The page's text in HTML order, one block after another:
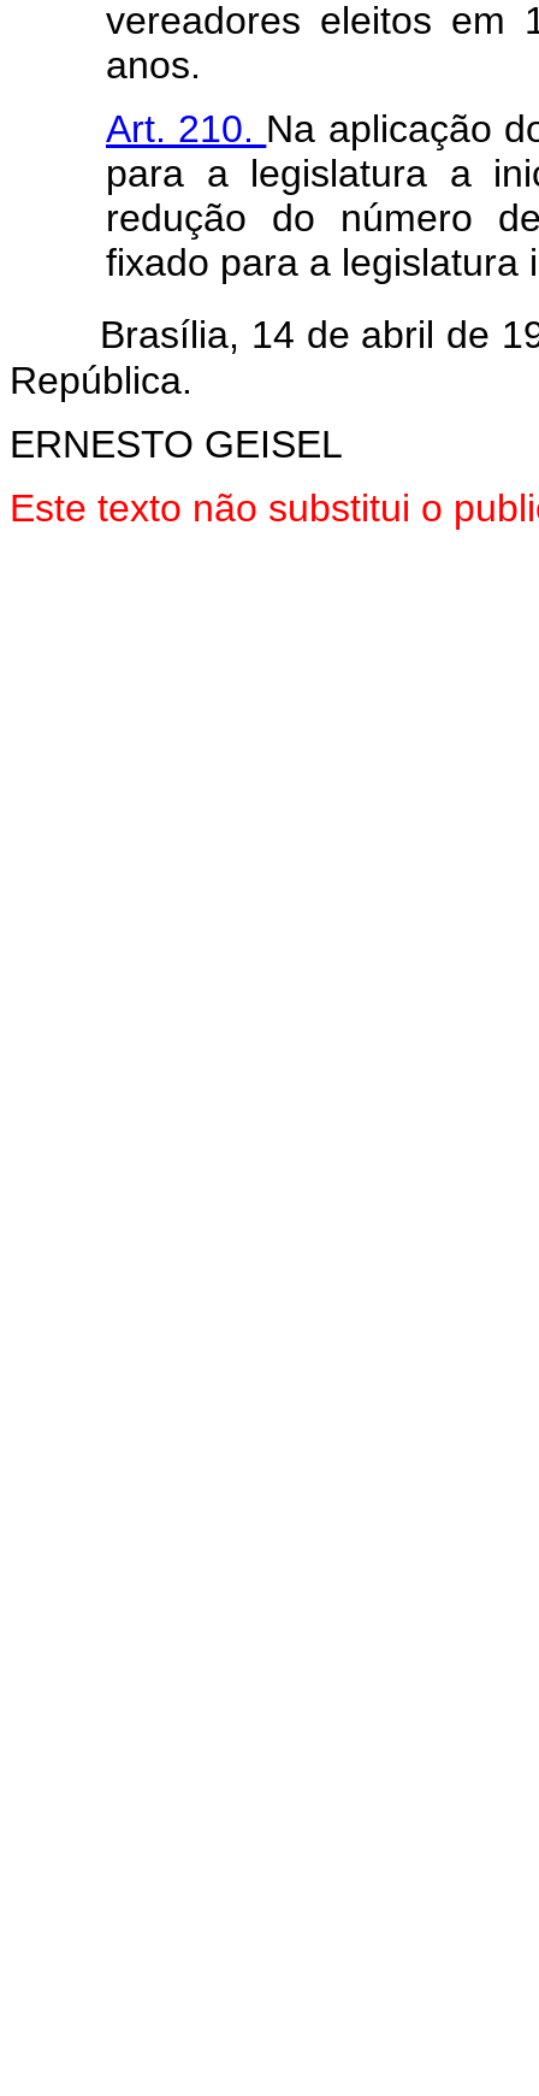
vereadores eleitos em
anos.
Art. 210. Na aplicação
para a legislatura a
redução do número
fixado para a legislatura
Brasília, 14 de abril de
República.
ERNESTO GEISEL
Este texto não substitui o